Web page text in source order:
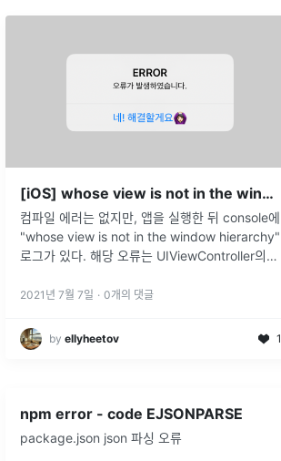
[iOS] whose view is not in the window hierarchy 오류 해결
컴파일 에러는 없지만, 앱을 실행한 뒤 console에
"whose view is not in the window hierarchy"
로그가 있다. 해당 오류는 UIViewController의
띄울 때 발생...
2021년 7월 7일 · 0개의 댓글
by ellyheetov 1
npm error - code EJSONPARSE
package.json json 파싱 오류